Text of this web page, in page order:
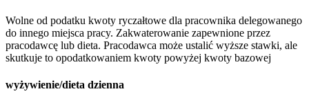
Wolne od podatku kwoty ryczałtowe dla pracownika delegowanego
do innego miejsca pracy. Zakwaterowanie zapewnione przez
pracodawcę lub dieta. Pracodawca może ustalić wyższe stawki, ale
skutkuje to opodatkowaniem kwoty powyżej kwoty bazowej
wyżywienie/dieta dzienna